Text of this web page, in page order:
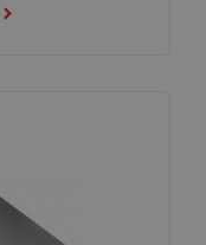
keyboard_arrow_right